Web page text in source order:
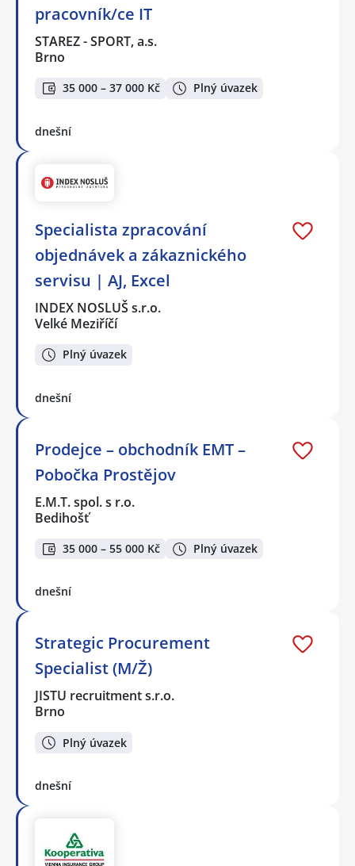
pracovník/ce IT
STAREZ - SPORT, a.s.
Brno
35 000 – 37 000 Kč Plný úvazek
dnešní
Specialista zpracování
objednávek a zákaznického
servisu | AJ, Excel
INDEX NOSLUŠ s.r.o.
Velké Meziříčí
Plný úvazek
dnešní
Prodejce – obchodník EMT –
Pobočka Prostějov
E.M.T. spol. s r.o.
Bedihošť
35 000 – 55 000 Kč Plný úvazek
dnešní
Strategic Procurement
Specialist (M/Ž)
JISTU recruitment s.r.o.
Brno
Plný úvazek
dnešní